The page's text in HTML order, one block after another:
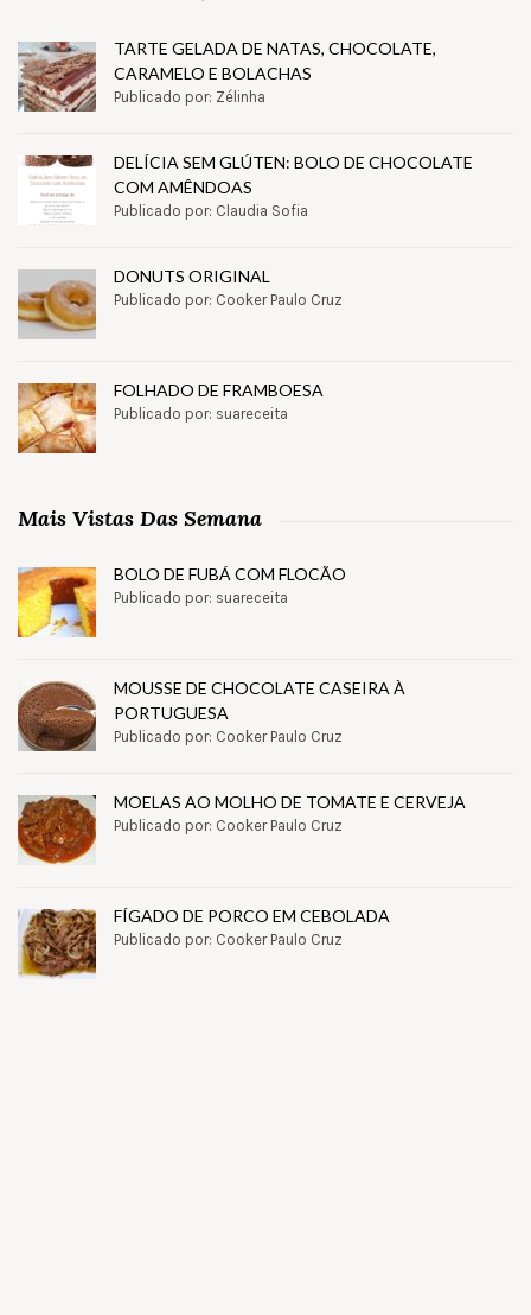
TARTE GELADA DE NATAS, CHOCOLATE,
CARAMELO E BOLACHAS
Publicado por: Zélinha
DELÍCIA SEM GLÚTEN: BOLO DE CHOCOLATE
COM AMÊNDOAS
Publicado por: Claudia Sofia
DONUTS ORIGINAL
Publicado por: Cooker Paulo Cruz
FOLHADO DE FRAMBOESA
Publicado por: suareceita
Mais Vistas Das Semana
BOLO DE FUBÁ COM FLOCÃO
Publicado por: suareceita
MOUSSE DE CHOCOLATE CASEIRA À
PORTUGUESA
Publicado por: Cooker Paulo Cruz
MOELAS AO MOLHO DE TOMATE E CERVEJA
Publicado por: Cooker Paulo Cruz
FÍGADO DE PORCO EM CEBOLADA
Publicado por: Cooker Paulo Cruz